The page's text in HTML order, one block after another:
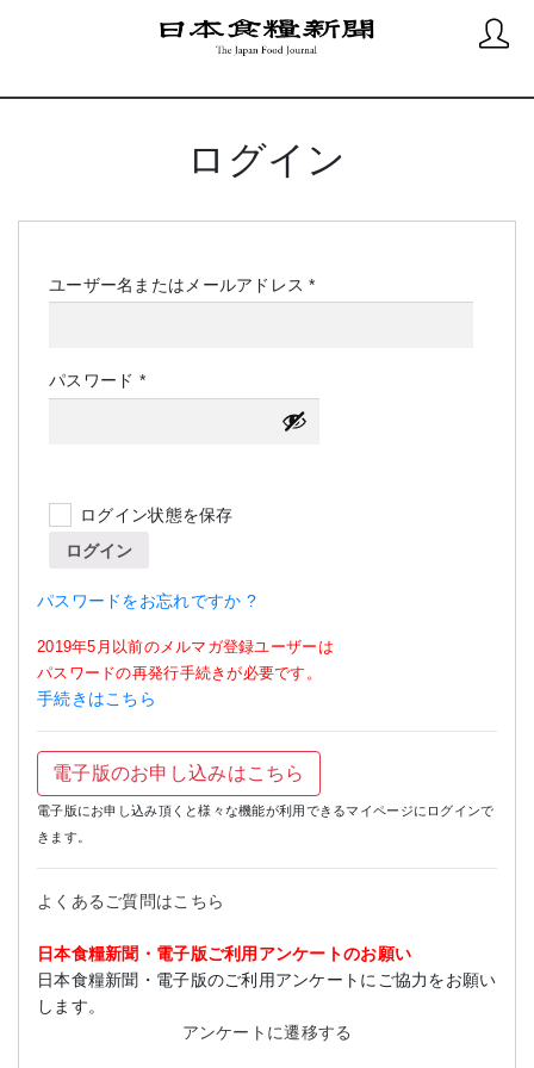
ログイン
ユーザー名またはメールアドレス*必
パスワード *必
須
ログイン状態を保存
ログイン
パスワードをお忘れですか ?
2019年5月以前のメルマガ登録ユーザーは
パスワードの再発行手続きが必要です。
手続きはこちら
電子版のお申し込みはこちら
電子版にお申し込み頂くと様々な機能が利用できるマイページにログインで
きます。
よくあるご質問はこちら
日本食糧新聞・電子版ご利用アンケートのお願い
日本食糧新聞・電子版のご利用アンケートにご協力をお願い
します。
アンケートに遷移する